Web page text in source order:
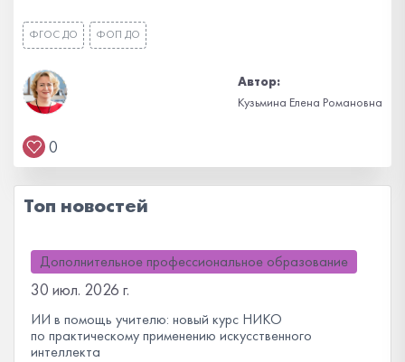
ФГОС ДО ФОП ДО
Автор:
Кузьмина Елена Романовна
0
Топ новостей
Дополнительное профессиональное образование
30 июл. 2026 г.
ИИ в помощь учителю: новый курс НИКО
по практическому применению искусственного
интеллекта